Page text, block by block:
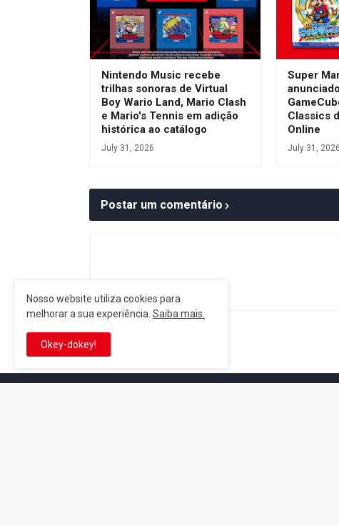
Nintendo Music recebe
trilhas sonoras de Virtual
Boy Wario Land, Mario Clash
e Mario's Tennis em adição
histórica ao catálogo
July 31, 2026
Super
Classics
Online
July 31, 2026
Postar um comentário
Nosso website utiliza cookies para
melhorar a sua experiência. Saiba mais.
Okey-dokey!